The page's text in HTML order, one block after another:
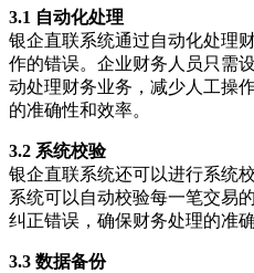
3.1 自动化处理
银企直联系统通过自动化处理
作的错误。企业财务人员只需
动处理财务业务，减少人工操
的准确性和效率。
3.2 系统校验
银企直联系统还可以进行系统
系统可以自动校验每一笔交易
纠正错误，确保财务处理的准
3.3 数据备份